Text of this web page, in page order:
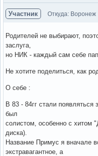
Участник Откуда: Воронеж
Родителей не выбирают,
заслуга,
но НИК - каждый сам себе
Не хотите поделиться, как
О себе :
В 83 - 84гг стали
был
солистом, особенно с хитом
диска).
Название Примус я вначале
экстравагантное, а